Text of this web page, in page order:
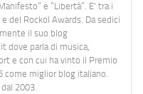
e “Libertà”. E' tra i
del Rockol Awards. Da sedici
il suo blog
dove parla di musica,
e con cui ha vinto il Premio
come miglior blog italiano.
2003.